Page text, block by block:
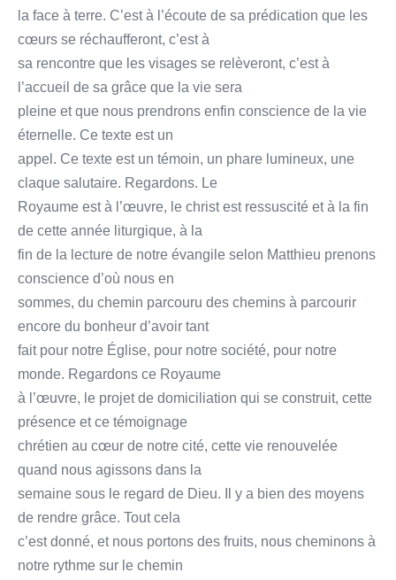
la face à terre. C’est à l’écoute de sa prédication que les
cœurs se réchaufferont, c’est à
sa rencontre que les visages se relèveront, c’est à
l’accueil de sa grâce que la vie sera
pleine et que nous prendrons enfin conscience de la vie
éternelle. Ce texte est un
appel. Ce texte est un témoin, un phare lumineux, une
claque salutaire. Regardons. Le
Royaume est à l’œuvre, le christ est ressuscité et à la fin
de cette année liturgique, à la
fin de la lecture de notre évangile selon Matthieu prenons
conscience d’où nous en
sommes, du chemin parcouru des chemins à parcourir
encore du bonheur d’avoir tant
fait pour notre Église, pour notre société, pour notre
monde. Regardons ce Royaume
à l’œuvre, le projet de domiciliation qui se construit, cette
présence et ce témoignage
chrétien au cœur de notre cité, cette vie renouvelée
quand nous agissons dans la
semaine sous le regard de Dieu. Il y a bien des moyens
de rendre grâce. Tout cela
c’est donné, et nous portons des fruits, nous cheminons à
notre rythme sur le chemin